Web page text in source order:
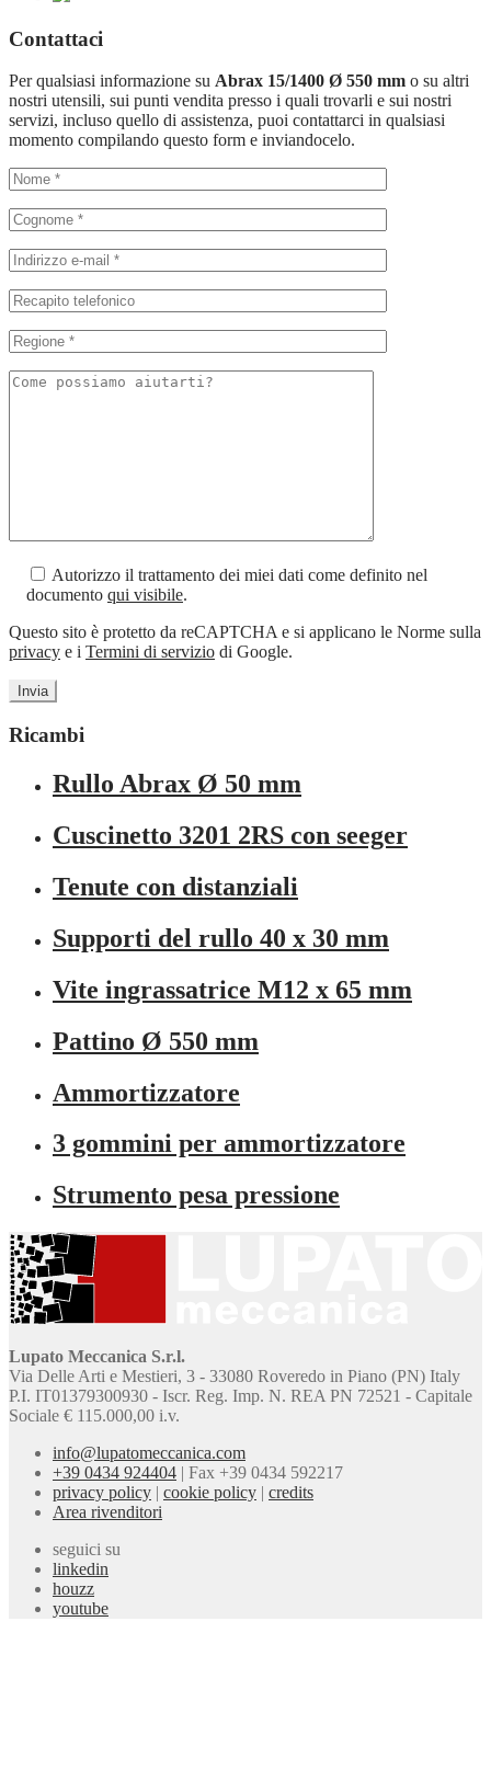
Contattaci
Per qualsiasi informazione su Abrax 15/1400 Ø 550 mm o su altri
nostri utensili, sui punti vendita presso i quali trovarli e sui nostri
servizi, incluso quello di assistenza, puoi contattarci in qualsiasi
momento compilando questo form e inviandocelo.
Autorizzo il trattamento dei miei dati come definito nel
documento qui visibile.
Questo sito è protetto da reCAPTCHA e si applicano le Norme sulla
privacy e i Termini di servizio di Google.
Ricambi
Rullo Abrax Ø 50 mm
Cuscinetto 3201 2RS con seeger
Tenute con distanziali
Supporti del rullo 40 x 30 mm
Vite ingrassatrice M12 x 65 mm
Pattino Ø 550 mm
Ammortizzatore
3 gommini per ammortizzatore
Strumento pesa pressione
Lupato Meccanica S.r.l.
Via Delle Arti e Mestieri, 3 - 33080 Roveredo in Piano (PN) Italy
P.I. IT01379300930 - Iscr. Reg. Imp. N. REA PN 72521 - Capitale
Sociale € 115.000,00 i.v.
info@lupatomeccanica.com
+39 0434 924404 | Fax +39 0434 592217
privacy policy | cookie policy | credits
Area rivenditori
seguici su
linkedin
houzz
youtube